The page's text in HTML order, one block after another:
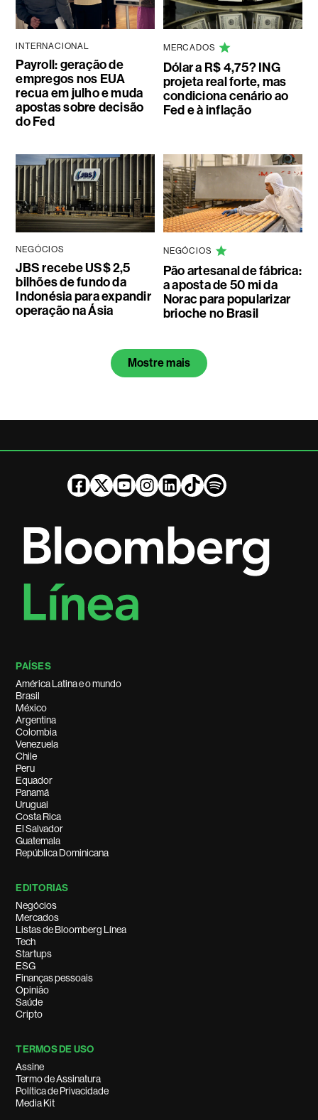
INTERNACIONAL
Payroll: geração de
empregos nos EUA
recua em julho e muda
apostas sobre decisão
do Fed
MERCADOS
Dólar a R$ 4,75? ING
projeta real forte, mas
condiciona cenário ao
Fed e à inflação
NEGÓCIOS
JBS recebe US$ 2,5
bilhões de fundo da
Indonésia para expandir
operação na Ásia
NEGÓCIOS
Pão artesanal de fábrica:
a aposta de 50 mi da
Norac para popularizar
brioche no Brasil
Mostre mais
PAÍSES
América Latina e o mundo
Brasil
México
Argentina
Colombia
Venezuela
Chile
Peru
Equador
Panamá
Uruguai
Costa Rica
El Salvador
Guatemala
República Dominicana
EDITORIAS
Negócios
Mercados
Listas de Bloomberg Línea
Tech
Startups
ESG
Finanças pessoais
Opinião
Saúde
Cripto
TERMOS DE USO
Assine
Termo de Assinatura
Política de Privacidade
Media Kit